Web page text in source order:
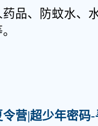
药品、防蚊水、
令营 |超少年密码